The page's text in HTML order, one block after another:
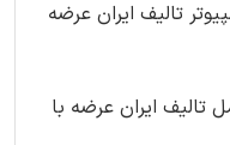
تالیف ایران عرضه